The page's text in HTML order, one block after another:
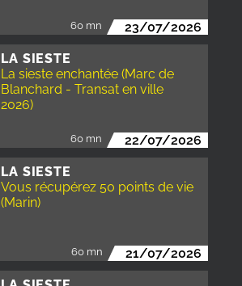
60 mn 23/07/2026
LA SIESTE
La sieste enchantée (Marc de
Blanchard - Transat en ville
2026)
60 mn 22/07/2026
LA SIESTE
Vous récupérez 50 points de vie
(Marin)
60 mn 21/07/2026